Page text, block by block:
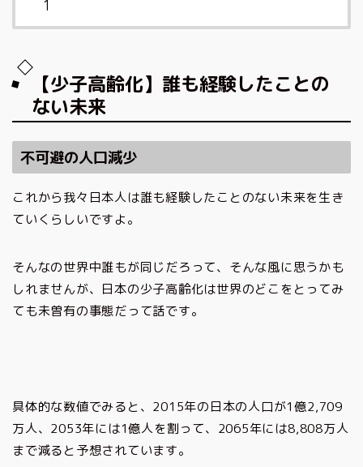
【少子高齢化】誰も経験したことの
ない未来
不可避の人口減少
これから我々日本人は誰も経験したことのない未来を生き
ていくらしいですよ。
そんなの世界中誰もが同じだろって、そんな風に思うかも
しれませんが、日本の少子高齢化は世界のどこをとってみ
ても未曽有の事態だって話です。
具体的な数値でみると、2015年の日本の人口が1億2,709
万人、2053年には1億人を割って、2065年には8,808万人
まで減ると予想されています。